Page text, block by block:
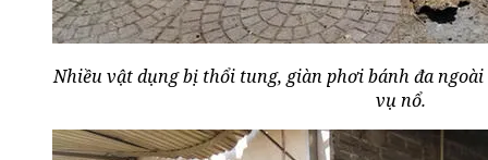
Nhiều vật dụng bị thổi tung, giàn phơi bánh đa ngoài
vụ nổ.